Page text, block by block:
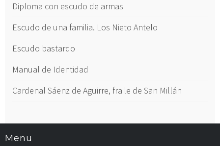
Diploma con escudo de armas
Escudo de una familia. Los Nieto Antelo
Escudo bastardo
Manual de Identidad
Cardenal Sáenz de Aguirre, fraile de San Millán
Menu